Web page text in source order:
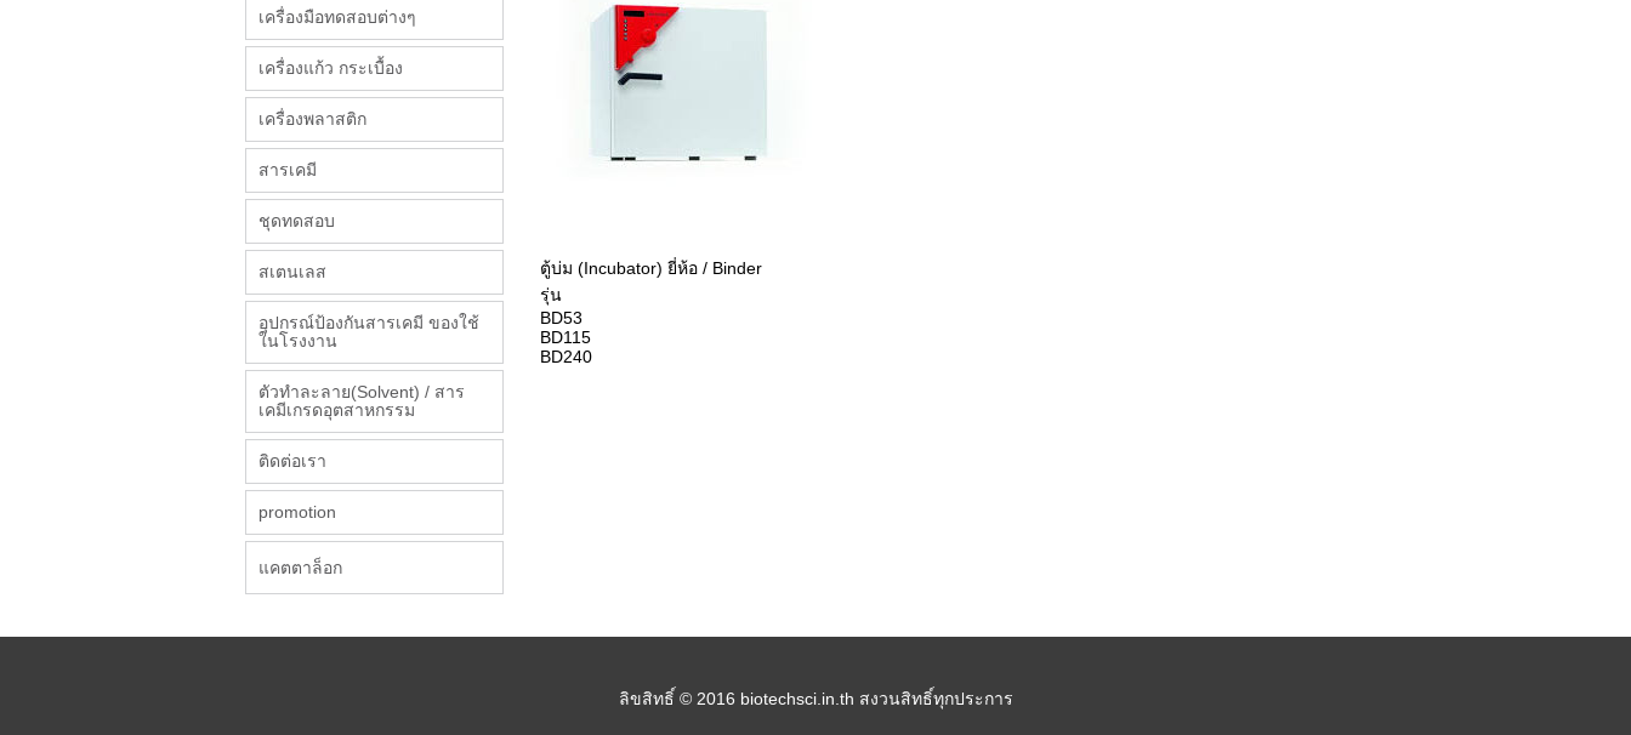
เครื่องมือทดสอบต่างๆ
เครื่องแก้ว กระเบื้อง
เครื่องพลาสติก
สารเคมี
ชุดทดสอบ
สเตนเลส
อุปกรณ์ป้องกันสารเคมี ของใช้
ในโรงงาน
ตัวทำละลาย(Solvent) / สาร
เคมีเกรดอุตสาหกรรม
ติดต่อเรา
promotion
แคตตาล็อก
ตู้บ่ม (Incubator) ยี่ห้อ / Binder
รุ่น
BD53
BD115
BD240
ลิขสิทธิ์ © 2016 biotechsci.in.th สงวนสิทธิ์ทุกประการ